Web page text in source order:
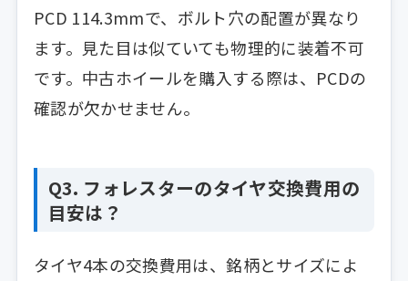
PCD 114.3mmで、ボルト穴の配置が異なり
ます。見た目は似ていても物理的に装着不可
です。中古ホイールを購入する際は、PCDの
確認が欠かせません。
Q3. フォレスターのタイヤ交換費用の
目安は？
タイヤ4本の交換費用は、銘柄とサイズによ